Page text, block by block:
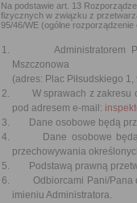
Na podstawie art. 13
fizycznych w związku z
95/46/WE (ogólne
Administratorem Pani/
Mszczonowa
(adres: Plac Piłsudskiego
W sprawach z zakresu
pod adresem e-mail:
Dane osobowe będą
Dane osobowe będą
przechowywania
Podstawą prawną
Odbiorcami Pani/Pana
imieniu Administratora.